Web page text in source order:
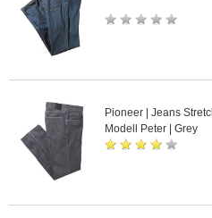
Pioneer | Jeans
Modell Peter | Grey